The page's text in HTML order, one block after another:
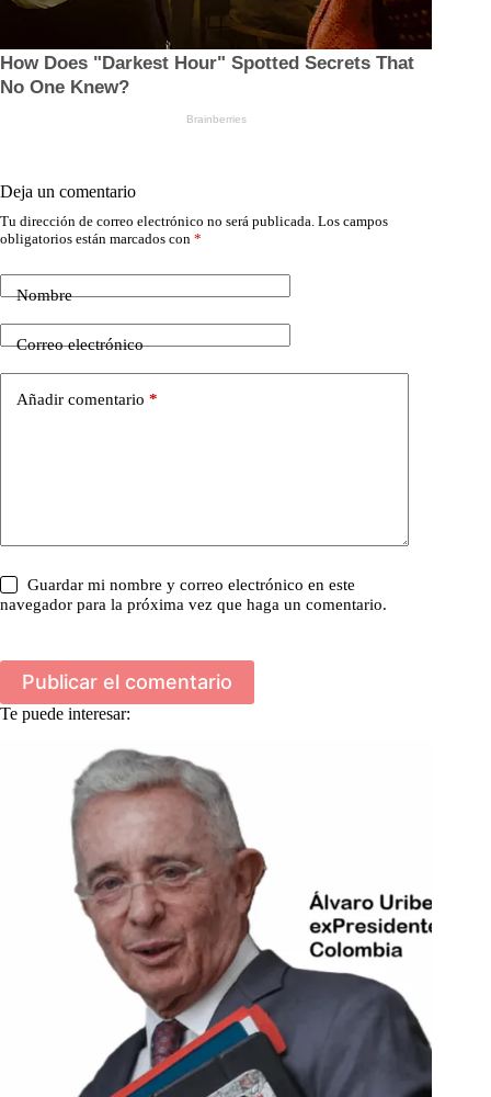
Deja un comentario
Tu dirección de correo electrónico no será publicada. Los campos
obligatorios están marcados con *
Nombre
Correo electrónico
Añadir comentario *
Guardar mi nombre y correo electrónico en este
navegador para la próxima vez que haga un comentario.
Publicar el comentario
Te puede interesar: